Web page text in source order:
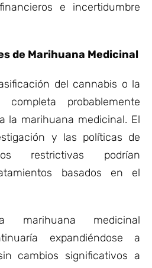
e incertidumbre
de Marihuana Medicinal
del cannabis o la
completa probablemente
la marihuana medicinal. El
y las políticas de
restrictivas podrían
basados en el
medicinal
expandiéndose a
cambios significativos a